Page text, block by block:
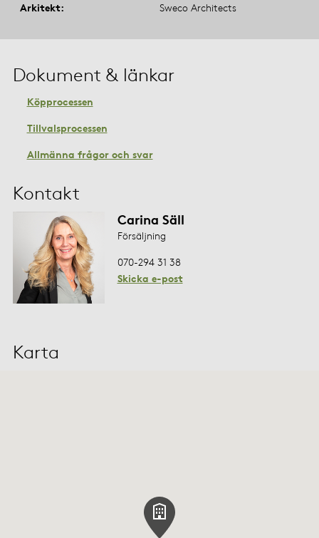
Arkitekt
Sweco Architects
Dokument & länkar
Köpprocessen
Tillvalsprocessen
Allmänna frågor och svar
Kontakt
Carina Säll
Försäljning
070-294 31 38
Skicka e-post
Karta